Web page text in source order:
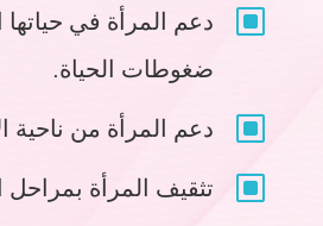
W
دعم المرأة في حياتها
ضغوطات الحياة.
W دعم المرأة من ناحية
W تثقيف المرأة بمراحل